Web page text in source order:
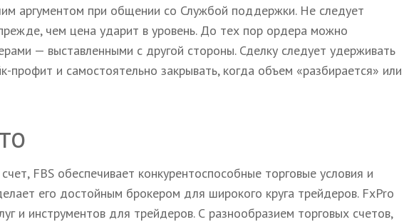
аргументом при общении со Службой поддержки. Не следует
чем цена ударит в уровень. До тех пор ордера можно
— выставленными с другой стороны. Сделку следует удерживать
профит и самостоятельно закрывать, когда объем «разбирается» или
FBS обеспечивает конкурентоспособные торговые условия и
его достойным брокером для широкого круга трейдеров. FxPro
и инструментов для трейдеров. С разнообразием торговых счетов,